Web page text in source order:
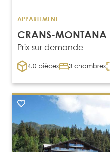
APPARTEMENT
CRANS-MONTANA
Prix sur demande
4.0 pièces 3 chambres